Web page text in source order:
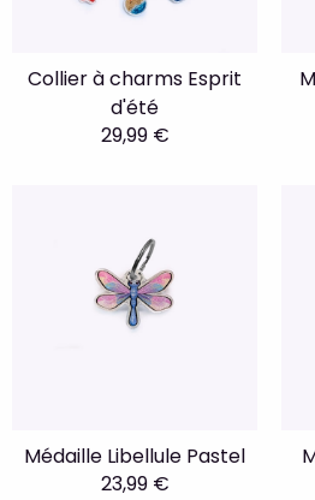
Collier à charms Esprit
d'été
29,99 €
Médaille Libellule Pastel
23,99 €